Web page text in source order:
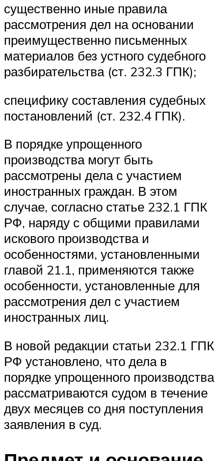
существенно иные правила
рассмотрения дел на основании
преимущественно письменных
материалов без устного судебного
разбирательства (ст. 232.3 ГПК);
специфику составления судебных
постановлений (ст. 232.4 ГПК).
В порядке упрощенного
производства могут быть
рассмотрены дела с участием
иностранных граждан. В этом
случае, согласно статье 232.1 ГПК
РФ, наряду с общими правилами
искового производства и
особенностями, установленными
главой 21.1, применяются также
особенности, установленные для
рассмотрения дел с участием
иностранных лиц.
В новой редакции статьи 232.1 ГПК
РФ установлено, что дела в
порядке упрощенного производства
рассматриваются судом в течение
двух месяцев со дня поступления
заявления в суд.